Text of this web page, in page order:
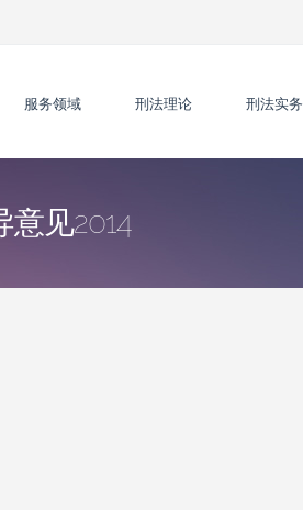
服务领域 刑法理论 刑法实务
见2014